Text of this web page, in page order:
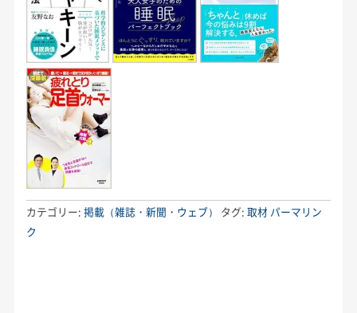
カテゴリー: 掲載（雑誌・新聞・ウェブ） タグ: 取材 パーマリン
ク